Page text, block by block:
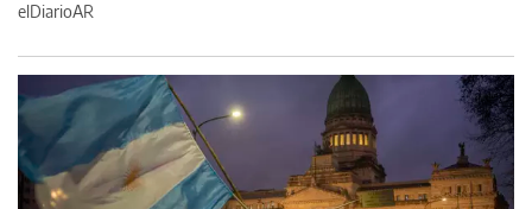
elDiarioAR